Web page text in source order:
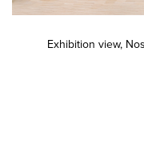
Exhibition view,